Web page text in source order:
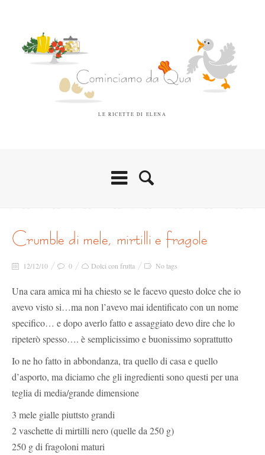
LE RICETTE DI ELENA
crumble di mele, mirtilli e fragole
12/12/10 0 Dolci con frutta No tags
Una cara amica mi ha chiesto se le facevo questo dolce che io
avevo visto si…ma non l’avevo mai identificato con un nome
specifico… e dopo averlo fatto e assaggiato devo dire che lo
ripeterò spesso…. è semplicissimo e buonissimo soprattutto
Io ne ho fatto in abbondanza, tra quello di casa e quello
d’asporto, ma diciamo che gli ingredienti sono questi per una
teglia di media/grande dimensione
3 mele gialle piuttsto grandi
2 vaschette di mirtilli nero (quelle da 250 g)
250 g di fragoloni maturi